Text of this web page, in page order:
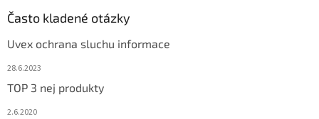
Často kladené otázky
Uvex ochrana sluchu informace
28.6.2023
TOP 3 nej produkty
2.6.2020